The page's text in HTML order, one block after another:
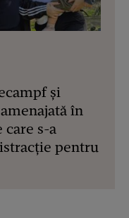
și
în
care s-a
pentru